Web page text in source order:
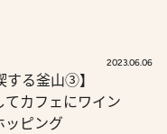
2023.06.06
する釜山③】
カフェにワイン
ッピング